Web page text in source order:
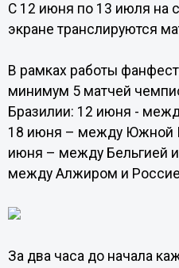
С 12 июня по 13 июля на
экране транслируются
В рамках работы
минимум 5 матчей
Бразилии: 12 июня -
18 июня – между Южной
июня – между Бельгией
между Алжиром и
За два часа до начала